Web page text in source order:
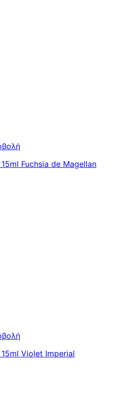
Fuchsia de Magellan
Violet Imperial